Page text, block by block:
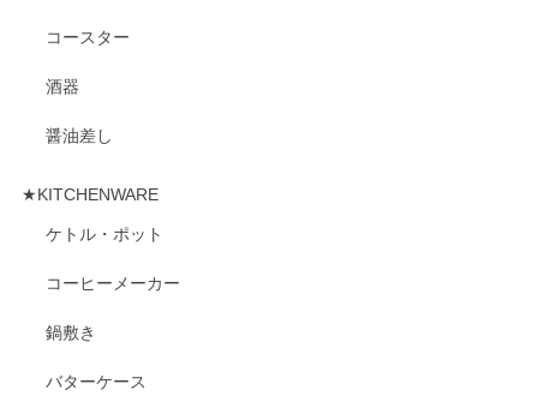
コースター
酒器
醤油差し
★KITCHENWARE
ケトル・ポット
コーヒーメーカー
鍋敷き
バターケース